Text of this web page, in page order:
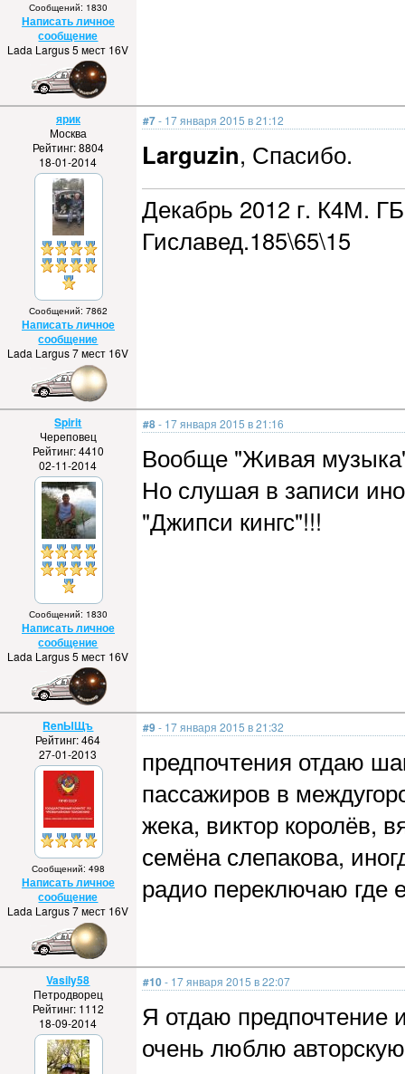
Сообщений: 1830
Написать личное
сообщение
Lada Largus 5 мест 16V
ярик
Москва
Рейтинг: 8804
18-01-2014
Сообщений: 7862
Написать личное
сообщение
Lada Largus 7 мест 16V
#7- 17 января 2015 в 21:12
Larguzin, Спасибо.
Декабрь 2012 г. К4М.
Гиславед.185\65\15
Spirit
Череповец
Рейтинг: 4410
02-11-2014
Сообщений: 1830
Написать личное
сообщение
Lada Largus 5 мест 16V
#8- 17 января 2015 в 21:16
Вообще "Живая
Но слушая в записи
"Джипси кингс"!!!
RenЫЩъ
Рейтинг: 464
27-01-2013
Сообщений: 498
Написать личное
сообщение
Lada Largus 7 мест 16V
#9- 17 января 2015 в 21:32
предпочтения отдаю
пассажиров в
жека, виктор королёв,
семёна слепакова,
радио переключаю где
Vasily58
Петродворец
Рейтинг: 1112
18-09-2014
#10- 17 января 2015 в 22:07
Я отдаю
очень люблю